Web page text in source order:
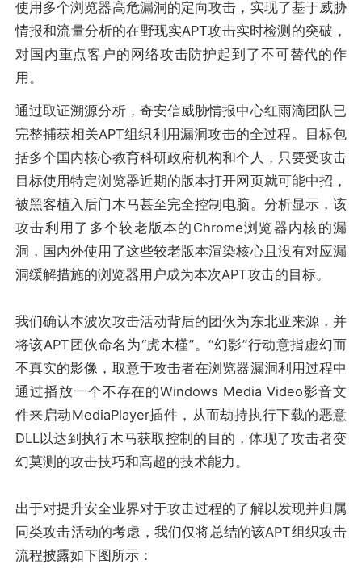
使用多个浏览器高危漏洞的定向攻击，实现了基于威胁
情报和流量分析的在野现实APT攻击实时检测的突破，
对国内重点客户的网络攻击防护起到了不可替代的作
用。
通过取证溯源分析，奇安信威胁情报中心红雨滴团队已
完整捕获相关APT组织利用漏洞攻击的全过程。目标包
括多个国内核心教育科研政府机构和个人，只要受攻击
目标使用特定浏览器近期的版本打开网页就可能中招，
被黑客植入后门木马甚至完全控制电脑。分析显示，该
攻击利用了多个较老版本的Chrome浏览器内核的漏
洞，国内外使用了这些较老版本渲染核心且没有对应漏
洞缓解措施的浏览器用户成为本次APT攻击的目标。
我们确认本波次攻击活动背后的团伙为东北亚来源，并
将该APT团伙命名为“虎木槿”。“幻影”行动意指虚幻而
不真实的影像，取意于攻击者在浏览器漏洞利用过程中
通过播放一个不存在的Windows Media Video影音文
件来启动MediaPlayer插件，从而劫持执行下载的恶意
DLL以达到执行木马获取控制的目的，体现了攻击者变
幻莫测的攻击技巧和高超的技术能力。
出于对提升安全业界对于攻击过程的了解以发现并归属
同类攻击活动的考虑，我们仅将总结的该APT组织攻击
流程披露如下图所示：